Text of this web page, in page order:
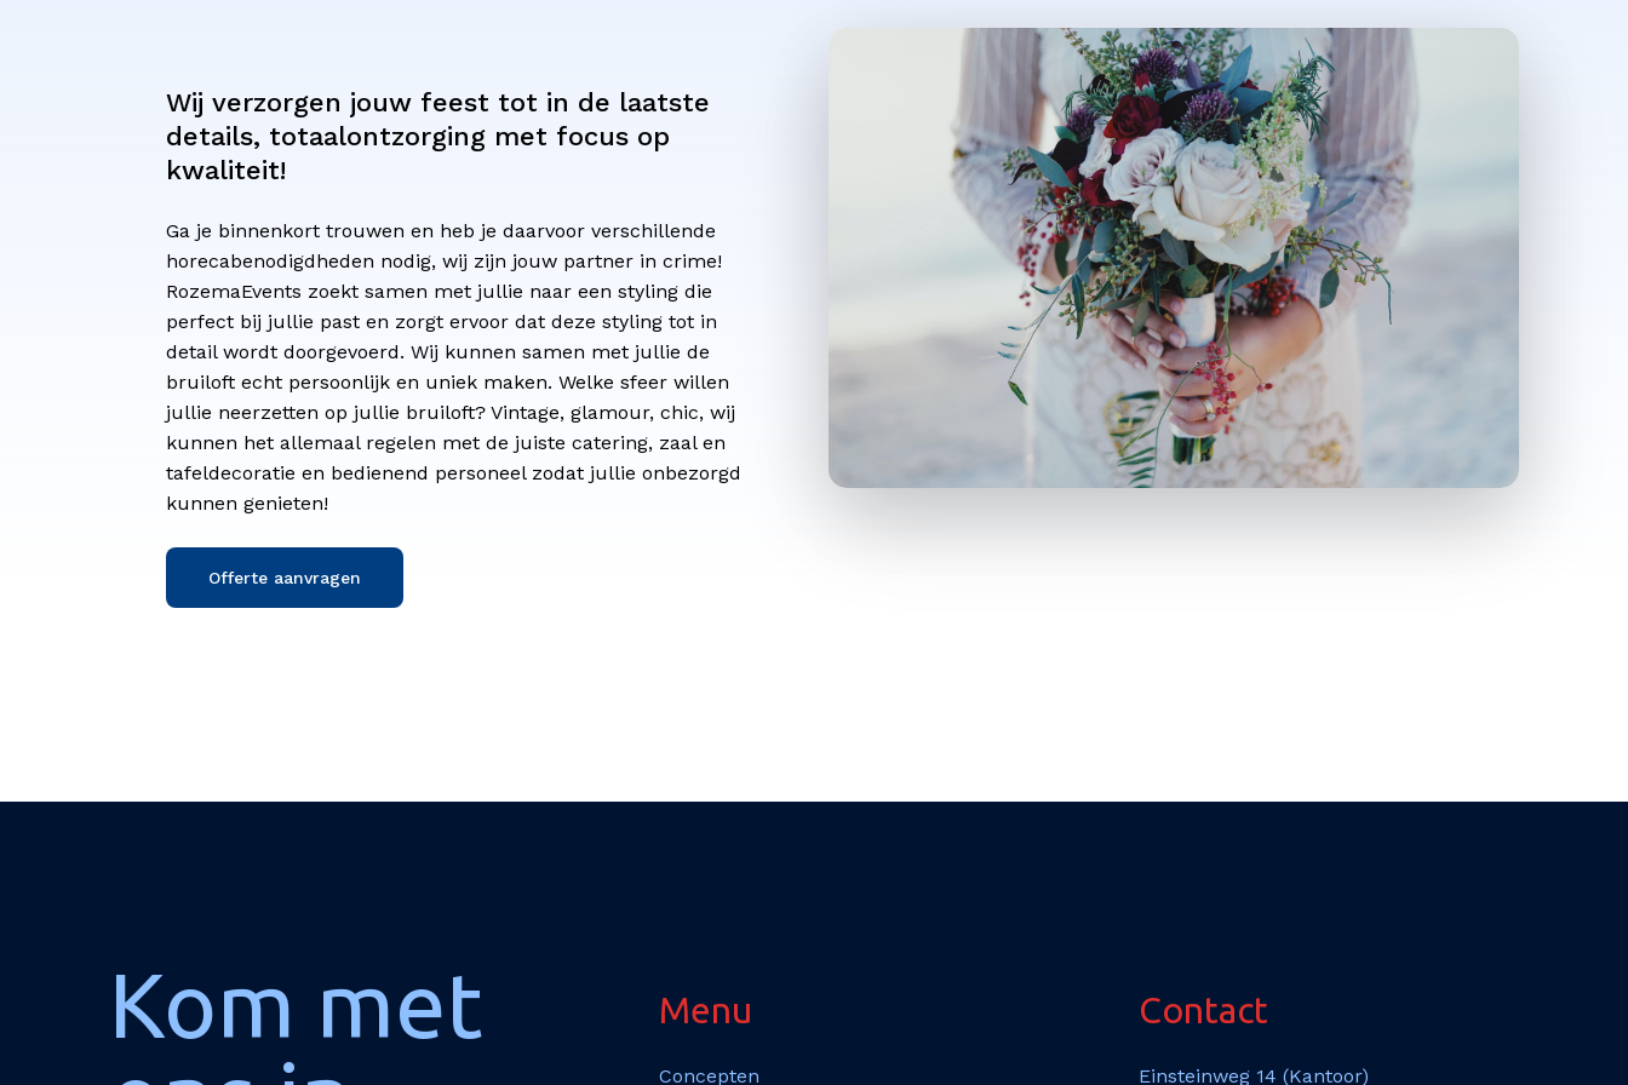
Wij verzorgen jouw feest tot in de laatste
details, totaalontzorging met focus op
kwaliteit!
Ga je binnenkort trouwen en heb je daarvoor verschillende
horecabenodigdheden nodig, wij zijn jouw partner in crime!
RozemaEvents zoekt samen met jullie naar een styling die
perfect bij jullie past en zorgt ervoor dat deze styling tot in
detail wordt doorgevoerd. Wij kunnen samen met jullie de
bruiloft echt persoonlijk en uniek maken. Welke sfeer willen
jullie neerzetten op jullie bruiloft? Vintage, glamour, chic, wij
kunnen het allemaal regelen met de juiste catering, zaal en
tafeldecoratie en bedienend personeel zodat jullie onbezorgd
kunnen genieten!
Offerte aanvragen
Kom met
Menu
Concepten
Contact
Einsteinweg 14 (Kantoor)